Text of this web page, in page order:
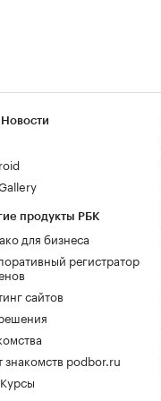
продукты РБК
для бизнеса
регистратор
сайтов
знакомств podbor.ru